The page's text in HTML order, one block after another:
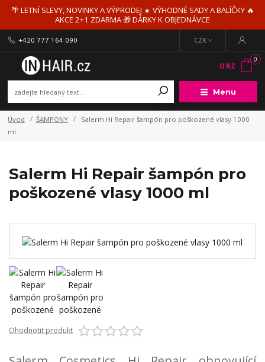
🌴 LETNÍ SLEVY, NOVINKY A VÝPRODEJ ☀️ VÝHODNÉ SADY A BALÍČKY 🔥
AKCE 2+1 ZDARMA 🎁 DÁRKY K OBJEDNÁVCE
Menu
CZK
+420 777 164 090
0
0 Kč
Úvod ŠAMPONY
Salerm Hi Repair šampón pro poškozené vlasy 1000
ml
Salerm Hi Repair šampón pro
poškozené vlasy 1000 ml
Ohodnotit produkt